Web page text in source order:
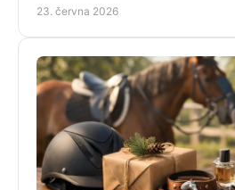
23. června 2026